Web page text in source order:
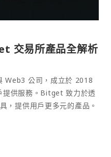
交易所產品全解析
Web3 公司，成立於 2018
提供服務。Bitget 致力於透
，提供用戶更多元的產品。